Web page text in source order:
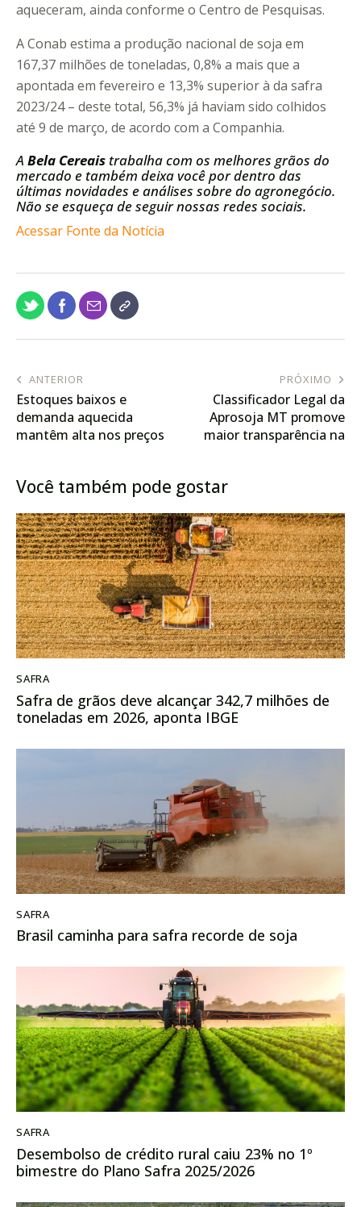
aqueceram, ainda conforme o Centro de Pesquisas.
A Conab estima a produção nacional de soja em
167,37 milhões de toneladas, 0,8% a mais que a
apontada em fevereiro e 13,3% superior à da safra
2023/24 – deste total, 56,3% já haviam sido colhidos
até 9 de março, de acordo com a Companhia.
A Bela Cereais trabalha com os melhores grãos do
mercado e também deixa você por dentro das
últimas novidades e análises sobre do agronegócio.
Não se esqueça de seguir nossas redes sociais.
Acessar Fonte da Notícia
ANTERIOR
Estoques baixos e
demanda aquecida
mantêm alta nos preços
PRÓXIMO
Classificador Legal da
Aprosoja MT promove
maior transparência na
Você também pode gostar
SAFRA
Safra de grãos deve alcançar 342,7 milhões de
toneladas em 2026, aponta IBGE
SAFRA
Brasil caminha para safra recorde de soja
SAFRA
Desembolso de crédito rural caiu 23% no 1º
bimestre do Plano Safra 2025/2026